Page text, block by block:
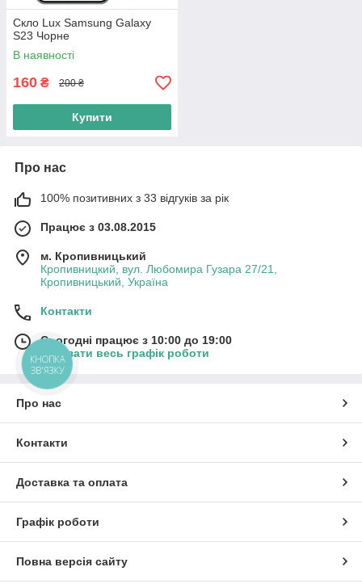
Скло Lux Samsung Galaxy
S23 Чорне
В наявності
160 ₴ 200 ₴
Купити
Про нас
100% позитивних з 33 відгуків за рік
Працює з 03.08.2015
м. Кропивницький
Кропивницкий, вул. Любомира Гузара 27/21,
Кропивницький, Україна
Контакти
Сьогодні працює з 10:00 до 19:00
Показати весь графік роботи
Про нас
Контакти
Доставка та оплата
Графік роботи
Повна версія сайту
КНОПКА
ЗВ'ЯЗКУ